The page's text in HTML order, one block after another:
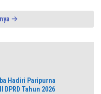
Hadiri Paripurna
DPRD Tahun 2026